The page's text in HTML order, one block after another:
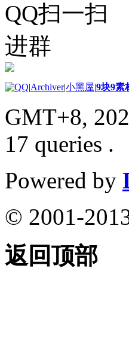
QQ扫一扫
进群
|Archiver|小黑屋|9块9素
GMT+8,
17 queries .
Powered by
© 2001-
返回顶部